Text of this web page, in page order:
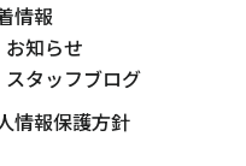
情報
お知らせ
スタッフブログ
情報保護方針